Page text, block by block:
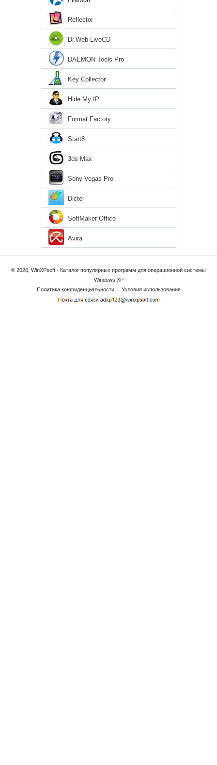
Reflector
Dr.Web LiveCD
DAEMON Tools Pro
Key Collector
Hide My IP
Format Factory
Start8
3ds Max
Sony Vegas Pro
Dicter
SoftMaker Office
Avira
© 2026, WinXPsoft - Каталог популярных программ для операционной системы
Windows XP
Политика конфиденциальности
| Условия использования